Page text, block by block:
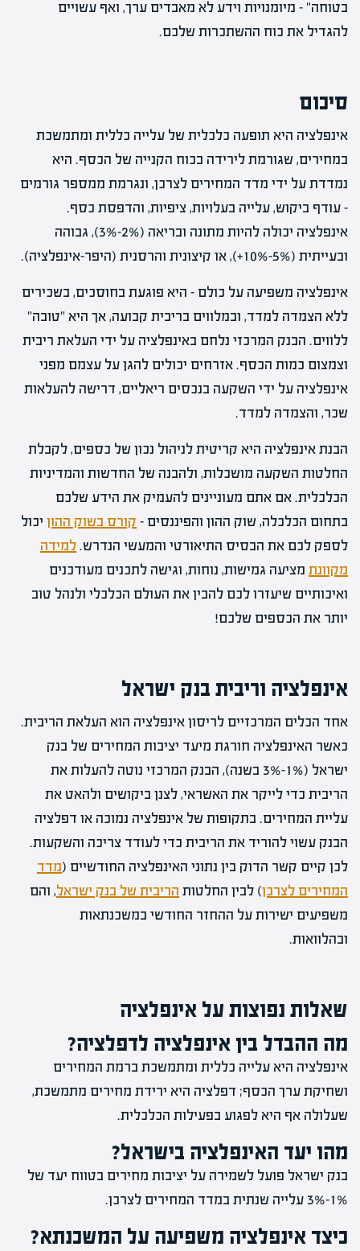
בטוחה" – מיומנויות וידע לא מאבדים ערך, ואף עשויים
להגדיל את כוח ההשתכרות שלכם.
סיכום
אינפלציה היא תופעה כלכלית של עלייה כללית ומתמשכת
במחירים, שגורמת לירידה בכוח הקנייה של הכסף. היא
נמדדת על ידי מדד המחירים לצרכן, ונגרמת ממספר גורמים
– עודף ביקוש, עלייה בעלויות, ציפיות, והדפסת כסף.
אינפלציה יכולה להיות מתונה ובריאה (2%-3%), גבוהה
ובעייתית (5%-10%+), או קיצונית והרסנית (היפר-אינפלציה).
אינפלציה משפיעה על כולם – היא פוגעת בחוסכים, בשכירים
ללא הצמדה למדד, ובמלווים בריבית קבועה, אך היא "טובה"
ללווים. הבנק המרכזי נלחם באינפלציה על ידי העלאת ריבית
וצמצום כמות הכסף. אזרחים יכולים להגן על עצמם מפני
אינפלציה על ידי השקעה בנכסים ריאליים, דרישה להעלאות
שכר, והצמדה למדד.
הבנת אינפלציה היא קריטית לניהול נכון של כספים, לקבלת
החלטות השקעה מושכלות, ולהבנה של החדשות והמדיניות
הכלכלית. אם אתם מעוניינים להעמיק את הידע שלכם
בתחום הכלכלה, שוק ההון והפיננסים – קורס בשוק ההון יכול
לספק לכם את הבסיס התיאורטי והמעשי הנדרש.למידה
מקוונת מציעה גמישות, נוחות, וגישה לתכנים מעודכנים
ואיכותיים שיעזרו לכם להבין את העולם הכלכלי ולנהל טוב
יותר את הכספים שלכם!
אינפלציה וריבית בנק ישראל
אחד הכלים המרכזיים לריסון אינפלציה הוא העלאת הריבית.
כאשר האינפלציה חורגת מיעד יציבות המחירים של בנק
ישראל (1%–3% בשנה), הבנק המרכזי נוטה להעלות את
הריבית כדי לייקר את האשראי, לצנן ביקושים ולהאט את
עליית המחירים. בתקופות של אינפלציה נמוכה או דפלציה
הבנק עשוי להוריד את הריבית כדי לעודד צריכה והשקעות.
לכן קיים קשר הדוק בין נתוני האינפלציה החודשיים (מדד
המחירים לצרכן) לבין החלטות הריבית של בנק ישראל, והם
משפיעים ישירות על ההחזר החודשי במשכנתאות
ובהלוואות.
שאלות נפוצות על אינפלציה
מה ההבדל בין אינפלציה לדפלציה?
אינפלציה היא עלייה כללית ומתמשכת ברמת המחירים
ושחיקת ערך הכסף; דפלציה היא ירידת מחירים מתמשכת,
שעלולה אף היא לפגוע בפעילות הכלכלית.
מהו יעד האינפלציה בישראל?
בנק ישראל פועל לשמירה על יציבות מחירים בטווח יעד של
1%–3% עלייה שנתית במדד המחירים לצרכן.
כיצד אינפלציה משפיעה על המשכנתא?